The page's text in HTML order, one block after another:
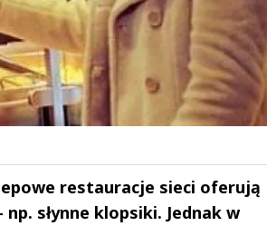
restauracje sieci oferują
słynne klopsiki. Jednak w